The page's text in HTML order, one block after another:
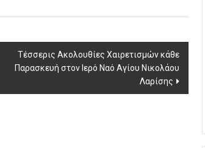
Τέσσερις Ακολουθίες Χαιρετισμών κάθε
Παρασκευή στον Ιερό Ναό Αγίου Νικολάου
Λαρίσης